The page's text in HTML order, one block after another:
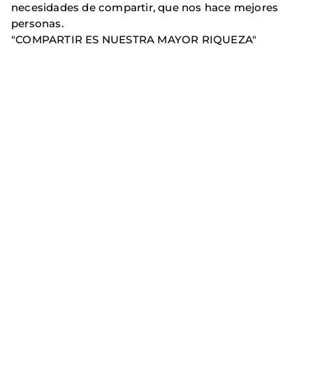
necesidades de compartir, que nos hace mejores
personas.
"COMPARTIR ES NUESTRA MAYOR RIQUEZA"